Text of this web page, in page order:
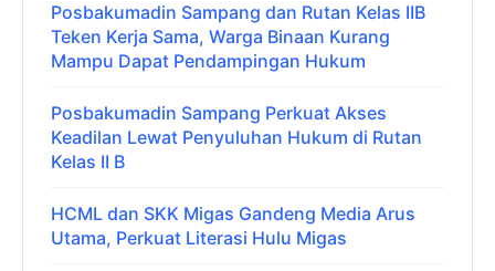
Posbakumadin Sampang dan Rutan Kelas IIB
Teken Kerja Sama, Warga Binaan Kurang
Mampu Dapat Pendampingan Hukum
Posbakumadin Sampang Perkuat Akses
Keadilan Lewat Penyuluhan Hukum di Rutan
Kelas II B
HCML dan SKK Migas Gandeng Media Arus
Utama, Perkuat Literasi Hulu Migas